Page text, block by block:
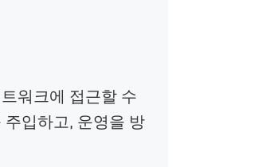
워크에 접근할 수
입하고, 운영을 방